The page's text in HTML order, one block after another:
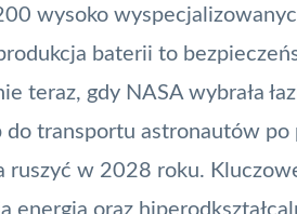
wysoko
baterii to
teraz, gdy NASA wybrała
transportu astronautów
ruszyć w 2028 roku.
energią oraz